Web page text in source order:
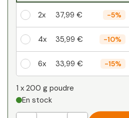
2x 37,99 € -5%
4x 35,99 € -10%
6x 33,99 € -15%
1x
1 x 200 g poudre
En stock